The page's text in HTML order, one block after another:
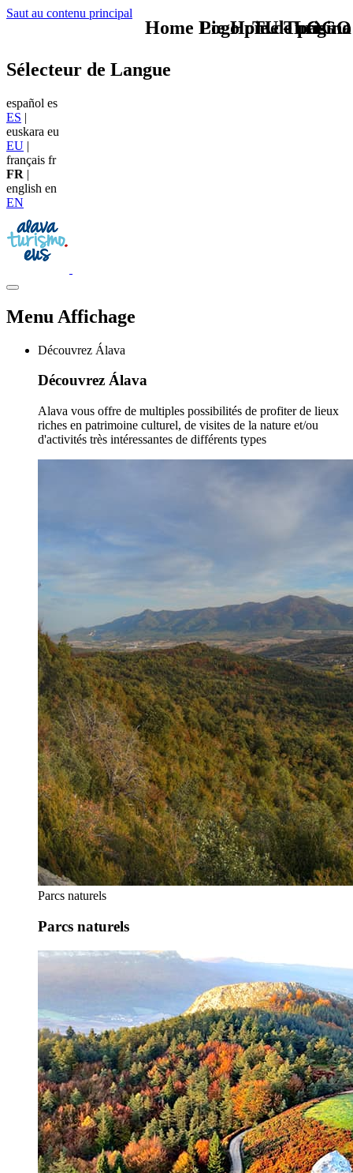
Saut au contenu principal
TU - LOGO
Sélecteur de Langue
español es
ES |
euskara eu
EU |
français fr
FR |
english en
EN
Menu Affichage
Découvrez Álava
Découvrez Álava
Alava vous offre de multiples possibilités de profiter de lieux
riches en patrimoine culturel, de visites de la nature et/ou
d'activités très intéressantes de différents types
Parcs naturels
Parcs naturels
Home Logo pie de página
Pie Home Turismo